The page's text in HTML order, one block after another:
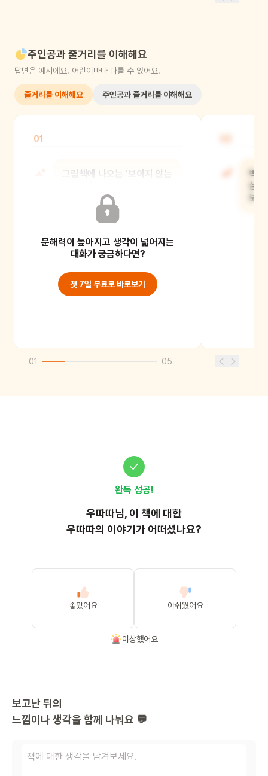
주인공과 줄거리를 이해해요
답변은 예시에요. 어린이마다 다를 수 있어요.
줄거리를 이해해요 주인공과 줄거리를 이해해요
01
그림책에 나오는 '보이지 않는
눈에는 보이지 않을까?
문해력이 높아지고 생각이 넓어지는
대화가 궁금하다면?
첫 7일 무료로 바로보기
벽
살
보
01 05
완독 성공!
우따따님, 이 책에 대한
우따따의 이야기가 어떠셨나요?
좋았어요 아쉬웠어요
이상했어요
보고난 뒤의
느낌이나 생각을 함께 나눠요 💬